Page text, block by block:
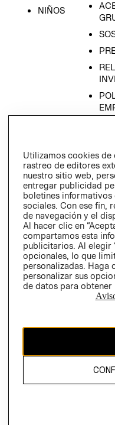
NIÑOS
Ecuador ($)
CAMBIAR REGIÓN
El contenido de esta página
propiedad de H&M Hennes
Utilizamos cookies
rastreo de editores
nuestro sitio web,
entregar publicidad
boletines informativos
sociales. Con ese fin,
de navegación y el
Al hacer clic en
compartamos esta
publicitarios. Al elegir
opcionales, lo que
personalizadas. Haga
personalizar sus
de datos para obtener